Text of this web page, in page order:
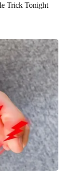
Trick Tonight